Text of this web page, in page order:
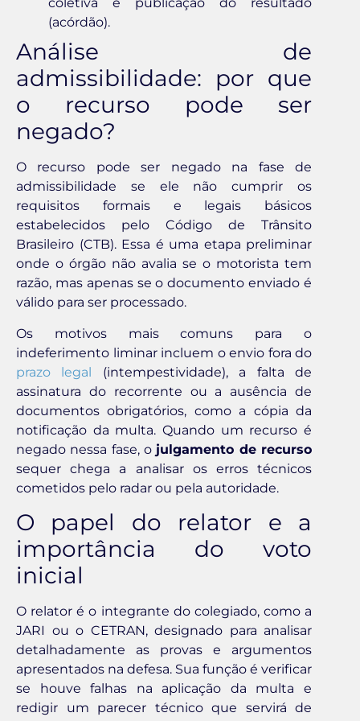
(acórdão).
Análise de
admissibilidade: por que
o recurso pode ser
negado?
O recurso pode ser negado na fase de
admissibilidade se ele não cumprir os
requisitos formais e legais básicos
estabelecidos pelo Código de Trânsito
Brasileiro (CTB). Essa é uma etapa preliminar
onde o órgão não avalia se o motorista tem
razão, mas apenas se o documento enviado é
válido para ser processado.
Os motivos mais comuns para o
indeferimento liminar incluem o envio fora do
prazo legal (intempestividade), a falta de
assinatura do recorrente ou a ausência de
documentos obrigatórios, como a cópia da
notificação da multa. Quando um recurso é
negado nessa fase, o julgamento de recurso
sequer chega a analisar os erros técnicos
cometidos pelo radar ou pela autoridade.
O papel do relator e a
importância do voto
inicial
O relator é o integrante do colegiado, como a
JARI ou o CETRAN, designado para analisar
detalhadamente as provas e argumentos
apresentados na defesa. Sua função é verificar
se houve falhas na aplicação da multa e
redigir um parecer técnico que servirá de